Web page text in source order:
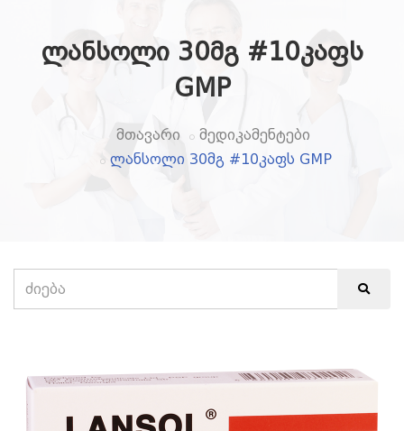
ლანსოლი 30მგ #10კაფს
GMP
მთავარი
მედიკამენტები
ლანსოლი 30მგ #10კაფს GMP